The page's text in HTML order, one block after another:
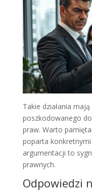
Takie działania
poszkodowanego
praw. Warto
poparta
argumentacji to
prawnych.
Odpowiedzi